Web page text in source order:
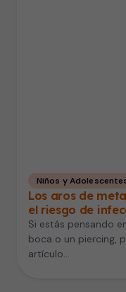
Niños y
Los aros de
el riesgo de
Si estás pensando
boca o un piercing,
artículo…